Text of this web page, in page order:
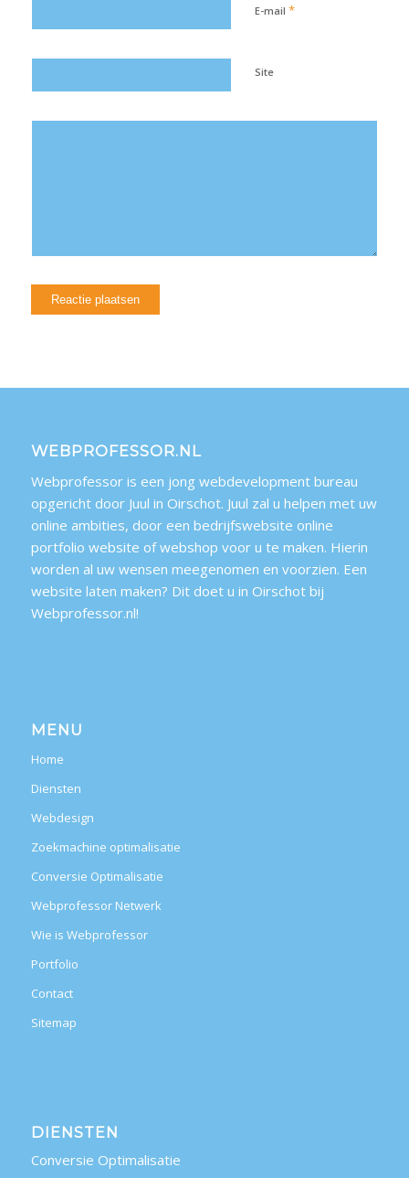
E-mail *
Site
WEBPROFESSOR.NL
Webprofessor is een jong webdevelopment bureau
opgericht door Juul in Oirschot. Juul zal u helpen met uw
online ambities, door een bedrijfswebsite online
portfolio website of webshop voor u te maken. Hierin
worden al uw wensen meegenomen en voorzien. Een
website laten maken? Dit doet u in Oirschot bij
Webprofessor.nl!
MENU
Home
Diensten
Webdesign
Zoekmachine optimalisatie
Conversie Optimalisatie
Webprofessor Netwerk
Wie is Webprofessor
Portfolio
Contact
Sitemap
DIENSTEN
Conversie Optimalisatie